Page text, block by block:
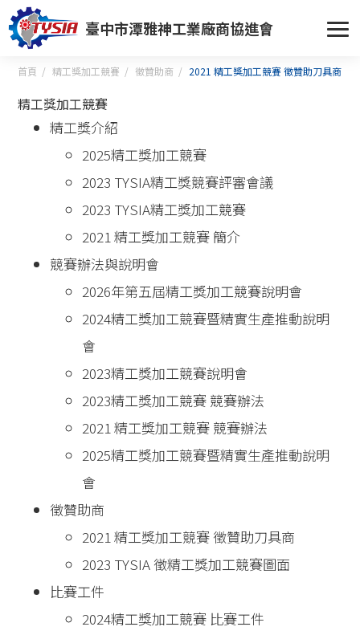
臺中市潭雅神工業廠商協進會
首頁 精工獎加工競賽 徵贊助商 2021 精工獎加工競賽 徵贊助刀具商
精工獎加工競賽
精工獎介紹
2025精工獎加工競賽
2023 TYSIA精工獎競賽評審會議
2023 TYSIA精工獎加工競賽
2021 精工獎加工競賽 簡介
競賽辦法與說明會
2026年第五屆精工獎加工競賽說明會
2024精工獎加工競賽暨精實生產推動說明
會
2023精工獎加工競賽說明會
2023精工獎加工競賽 競賽辦法
2021 精工獎加工競賽 競賽辦法
2025精工獎加工競賽暨精實生產推動說明
會
徵贊助商
2021 精工獎加工競賽 徵贊助刀具商
2023 TYSIA 徵精工獎加工競賽圖面
比賽工件
2024精工獎加工競賽 比賽工件